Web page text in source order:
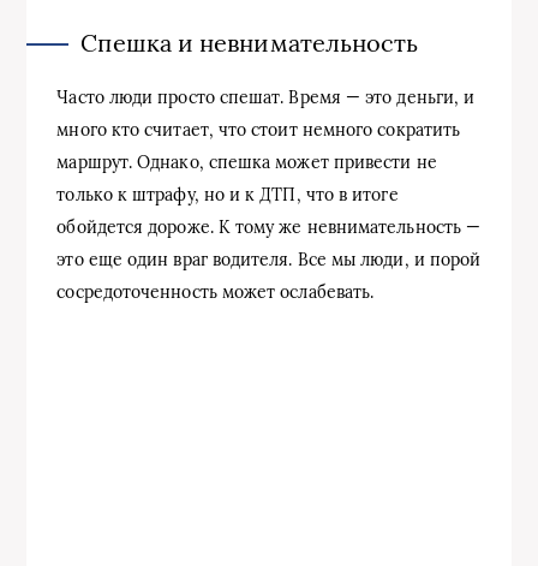
Спешка и невнимательность
Часто люди просто спешат. Время — это деньги, и
много кто считает, что стоит немного сократить
маршрут. Однако, спешка может привести не
только к штрафу, но и к ДТП, что в итоге
обойдется дороже. К тому же невнимательность —
это еще один враг водителя. Все мы люди, и порой
сосредоточенность может ослабевать.